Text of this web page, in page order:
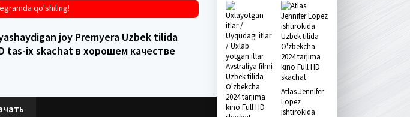
qo'shiling!
joy Premyera Uzbek tilida
tas-ix skachat в хорошем качестве
Atlas Jennifer
Lopez
ishtirokida